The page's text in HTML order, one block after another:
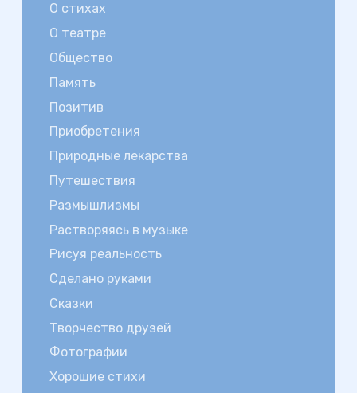
О стихах
О театре
Общество
Память
Позитив
Приобретения
Природные лекарства
Путешествия
Размышлизмы
Растворяясь в музыке
Рисуя реальность
Сделано руками
Сказки
Творчество друзей
Фотографии
Хорошие стихи